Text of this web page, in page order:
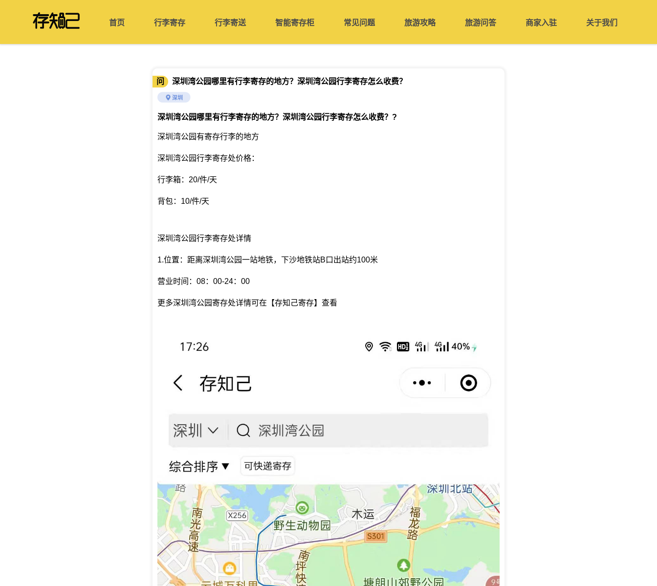
首页 行李寄存 行李寄送 智能寄存柜 常见问题 旅游攻略 旅游问答 商家入驻 关于我们
问 深圳湾公园哪里有行李寄存的地方？深圳湾公园行李寄存怎么收费？
深圳
深圳湾公园哪里有行李寄存的地方？深圳湾公园行李寄存怎么收费？ ?
深圳湾公园有寄存行李的地方
深圳湾公园行李寄存处价格：
行李箱：20/件/天
背包：10/件/天
深圳湾公园行李寄存处详情
1.位置：距离深圳湾公园一站地铁，下沙地铁站B口出站约100米
营业时间：08：00-24：00
更多深圳湾公园寄存处详情可在【存知己寄存】查看